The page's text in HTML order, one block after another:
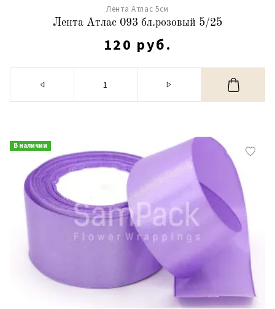
Лента Атлас 5см
Лента Атлас 093 бл.розовый 5/25
120 руб.
В наличии